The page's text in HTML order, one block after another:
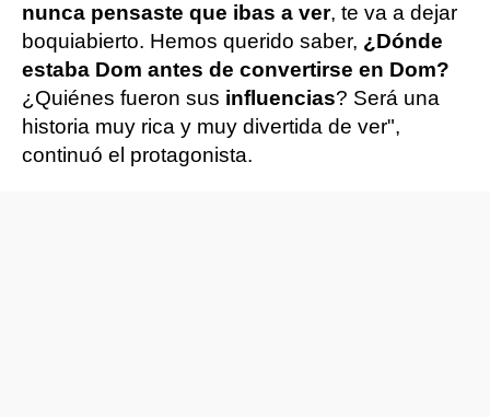
nunca pensaste que ibas a ver, te va a dejar
boquiabierto. Hemos querido saber, ¿Dónde
estaba Dom antes de convertirse en Dom?
¿Quiénes fueron sus influencias? Será una
historia muy rica y muy divertida de ver",
continuó el protagonista.